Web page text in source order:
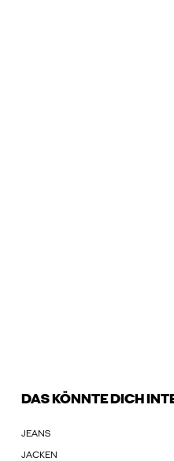
DAS KÖNNTE DICH
JEANS
JACKEN